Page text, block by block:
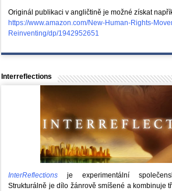
Originál publikaci v angličtině je možné získat
https://www.amazon.com/New-Human-Rights-
Reinventing/dp/1942952651
Interreflections
InterReflections je experimentální
Strukturálně je dílo žánrově smíšené a kombinuje